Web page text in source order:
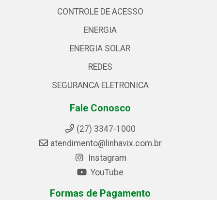
CONTROLE DE ACESSO
ENERGIA
ENERGIA SOLAR
REDES
SEGURANCA ELETRONICA
Fale Conosco
(27) 3347-1000
atendimento@linhavix.com.br
Instagram
YouTube
Formas de Pagamento